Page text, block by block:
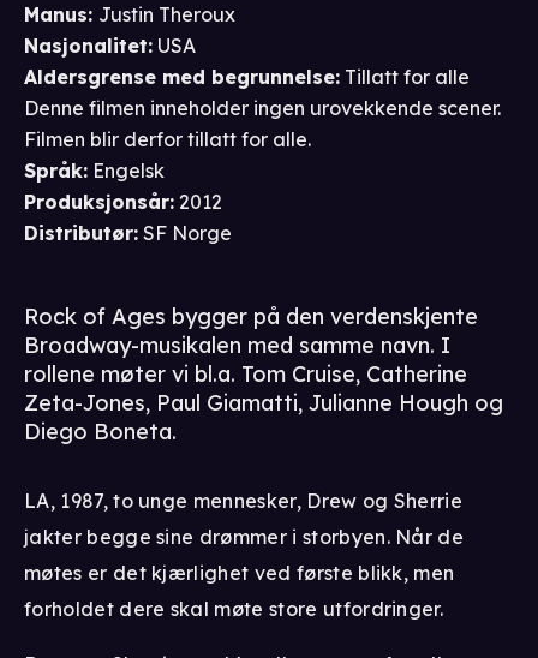
Manus: Justin Theroux
Nasjonalitet: USA
Aldersgrense med begrunnelse: Tillatt for alle
Denne filmen inneholder ingen urovekkende scener.
Filmen blir derfor tillatt for alle.
Språk: Engelsk
Produksjonsår: 2012
Distributør: SF Norge
Rock of Ages bygger på den verdenskjente
Broadway-musikalen med samme navn. I
rollene møter vi bl.a. Tom Cruise, Catherine
Zeta-Jones, Paul Giamatti, Julianne Hough og
Diego Boneta.
LA, 1987, to unge mennesker, Drew og Sherrie
jakter begge sine drømmer i storbyen. Når de
møtes er det kjærlighet ved første blikk, men
forholdet dere skal møte store utfordringer.